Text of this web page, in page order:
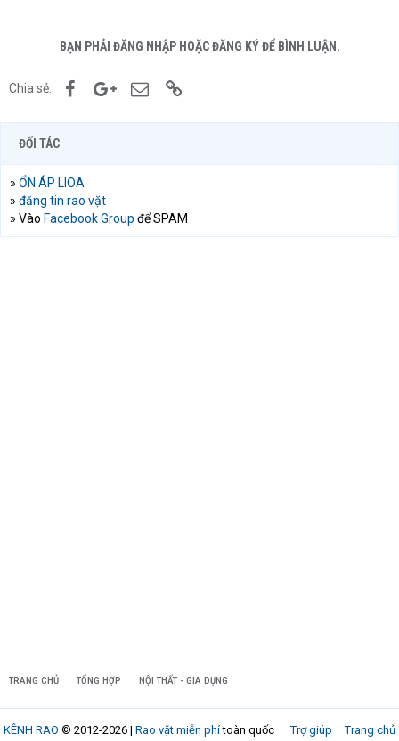
BẠN PHẢI ĐĂNG NHẬP HOẶC ĐĂNG KÝ ĐỂ BÌNH LUẬN.
Chia sẻ: FacebookGoogle+Email
ĐỐI TÁC
» ỔN ÁP LIOA
» đăng tin rao vặt
» Vào Facebook Group để SPAM
TRANG CHỦ TỔNG HỢP NỘI THẤT - GIA DỤNG
Trợ giúp Trang chủ
KÊNH RAO © 2012-2026 | Rao vặt miễn phítoàn quốc